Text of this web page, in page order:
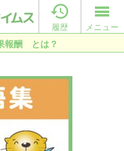

履歴 メニュー
報酬 とは？